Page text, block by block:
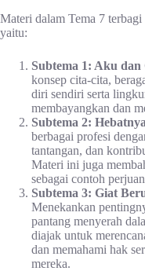
Materi dalam Tema 7
yaitu:
Subtema 1: Aku
konsep cita-cita,
diri sendiri serta
membayangkan dan
Subtema 2:
berbagai profesi
tantangan, dan
Materi ini juga
sebagai contoh
Subtema 3: Giat
Menekankan
pantang menyerah
diajak untuk
dan memahami hak
mereka.